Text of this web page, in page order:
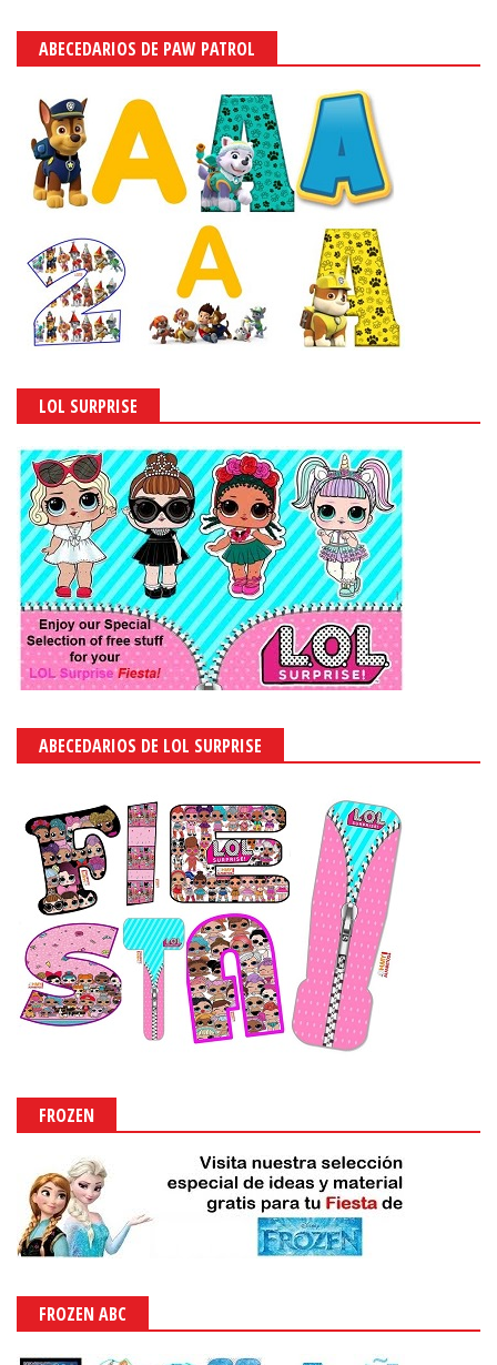
ABECEDARIOS DE PAW PATROL
LOL SURPRISE
ABECEDARIOS DE LOL SURPRISE
FROZEN
FROZEN ABC